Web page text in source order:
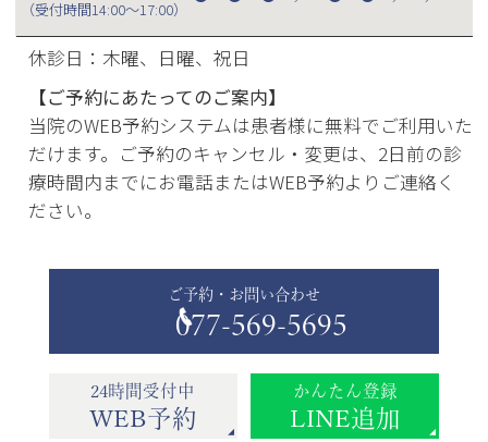
（受付時間14:00～17:00）
休診日：木曜、日曜、祝日
【ご予約にあたってのご案内】
当院のWEB予約システムは患者様に無料でご利用いた
だけます。ご予約のキャンセル・変更は、2日前の診
療時間内までにお電話またはWEB予約よりご連絡く
ださい。
ご予約・お問い合わせ
077-569-5695
24時間受付中
WEB予約
かんたん登録
LINE追加